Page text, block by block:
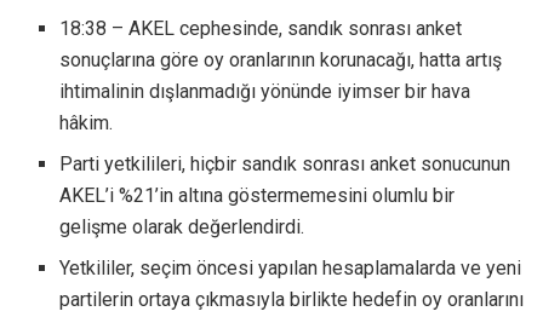
18:38 – AKEL cephesinde, sandık sonrası anket
sonuçlarına göre oy oranlarının korunacağı, hatta artış
ihtimalinin dışlanmadığı yönünde iyimser bir hava
hâkim.
Parti yetkilileri, hiçbir sandık sonrası anket sonucunun
AKEL’i %21’in altına göstermemesini olumlu bir
gelişme olarak değerlendirdi.
Yetkililer, seçim öncesi yapılan hesaplamalarda ve yeni
partilerin ortaya çıkmasıyla birlikte hedefin oy oranlarını